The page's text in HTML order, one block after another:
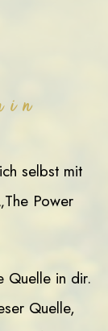
selbst mit
Power
Quelle in dir.
Quelle,